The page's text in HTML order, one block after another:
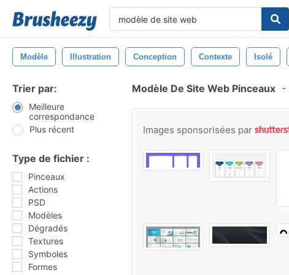
Modèle Illustration Conception Contexte Isolé
Trier par:
Meilleure
correspondance
Plus récent
Type de fichier :
Pinceaux
Actions
PSD
Modèles
Dégradés
Textures
Symboles
Formes
Modèle De Site Web Pinceaux -
Images sponsorisées par